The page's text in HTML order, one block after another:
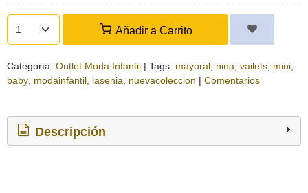
Añadir a Carrito
Categoría: Outlet Moda Infantil | Tags: mayoral nina vailets mini
baby modainfantil lasenia nuevacoleccion | Comentarios
Descripción